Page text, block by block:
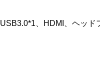
、HDMI、ヘッド